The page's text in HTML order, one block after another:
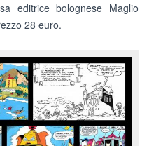
editrice bolognese Maglio
28 euro.